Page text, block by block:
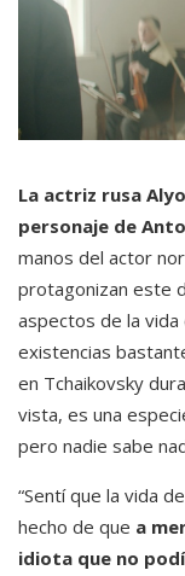
La actriz rusa
personaje de
manos del actor
protagonizan este
aspectos de la
existencias
en Tchaikovsky
vista, es una
pero nadie sabe
“Sentí que la vida
hecho de que a
idiota que no